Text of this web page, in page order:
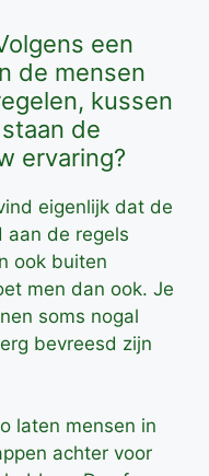
een
de mensen
kussen
de
ervaring?
eigenlijk dat de
aan de regels
ook buiten
men dan ook. Je
soms nogal
bevreesd zijn
laten mensen in
achter voor